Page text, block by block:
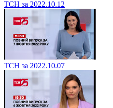
ТСН за 2022.10.12
ТСН за 2022.10.07